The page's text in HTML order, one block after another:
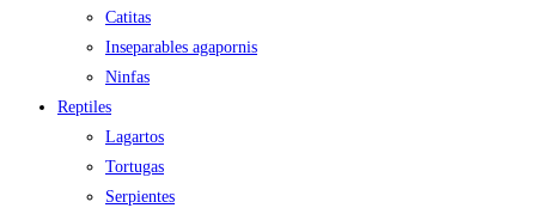
Catitas
Inseparables agapornis
Ninfas
Reptiles
Lagartos
Tortugas
Serpientes